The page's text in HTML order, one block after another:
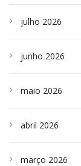
julho 2026
junho 2026
maio 2026
abril 2026
março 2026